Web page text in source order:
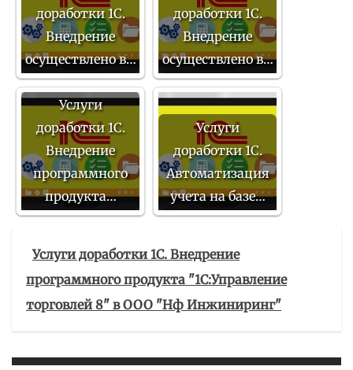
доработки 1С.
Внедрение
осуществлено в…
доработки 1С.
Внедрение
осуществлено в…
Услуги
доработки 1С.
Внедрение
программного
продукта…
Услуги
доработки 1С.
Автоматизация
учета на базе…
Услуги доработки 1С. Внедрение
программного продукта "1С:Управление
торговлей 8" в ООО "Нф Инжиниринг"